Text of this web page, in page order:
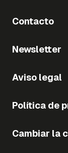
Contacto
Newsletter
Aviso legal
Política de
Cambiar la